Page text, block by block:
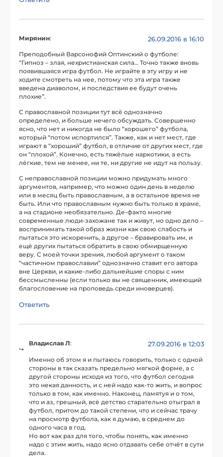
Мирянин: 26.09.2016 в 16:10
Преподобный Варсонофий Оптинский о футболе:
“Гипноз – злая, нехристианская сила… Точно также вновь
появившаяся игра футбол. Не играйте в эту игру и не
ходите смотреть на нее, потому что эта игра также
введена диаволом, и последствия ее будут очень
плохие”.
С православной позиции тут всё однозначно
определено, и больше нечего обсуждать. Совершенно
ясно, что нет и никогда не было “хорошего” футбола,
который “потом испортился”. Также, как и нет мест, где
играют в “хороший” футбол, в отличие от других мест, где
он “плохой”. Конечно, есть тяжёлые наркотики, а есть
лёгкие, тем не менее, ни те, ни другие не идут на пользу.
С неправославной позиции можно придумать много
аргументов, например, что можно один день в неделю
или в месяц быть православным, а в остальное время не
быть. Или что православным нужно быть только в храме,
а на стадионе необязательно. Де-факто многие
современные люди-захожане так и живут, но одно дело –
воспринимать такой образ жизни как свою слабость и
пытаться это искоренить, а другое – бравировать им, и
ещё других пытаться обратить в свою обмирщенную
веру. С моей точки зрения, любой аргумент о таком
“частичном православии” однозначно ставит его автора
вне Церкви, и какие-либо дальнейшие споры с ним
бессмысленны (если только вы не священник, имеющий
благословение на проповедь среди иноверцев).
Ответить
Владислав Л: 27.09.2016 в 12:03
Именно об этом я и пытаюсь говорить, только с одной
стороны в так сказать предельно мягкой форме, а с
другой стороны исходя из того, что футбол сегодня
это некая данность, и с ней надо как-то жить, и вопрос
только в том, как именно. Наконец, памятуя и о том,
что и аз, грешный, всё детство старательно отыграл в
футбол, притом до такой степени, что и сейчас трачу
на просмотр футбола, как я думаю, в среднем до
одного часа в год.
Но вот как раз для того, чтобы понять, как именно
надо с этим жить, надо ясно отдавать себе отчёт в сути
дела.